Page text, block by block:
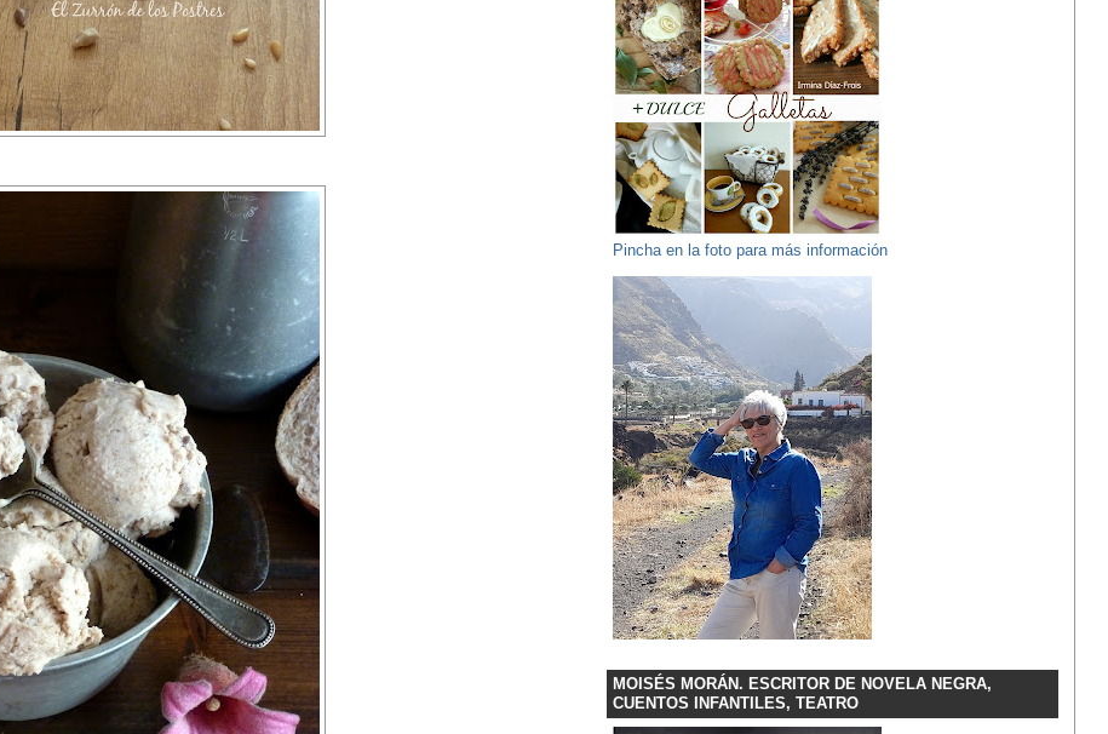
Pincha en la foto para más información
MOISÉS MORÁN. ESCRITOR DE NOVELA NEGRA,
CUENTOS INFANTILES, TEATRO